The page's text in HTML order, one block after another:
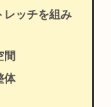
レッチを組み
間
体